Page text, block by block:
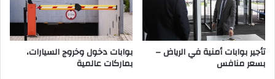
م
ن
ف
س
ر
ي
ض
تأجير بوابات أمنية في الرياض –
بسعر منافس
بوابات دخول وخروج السيارات،
بماركات عالمية